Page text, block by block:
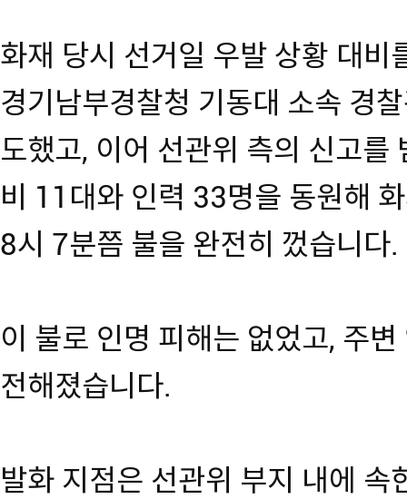
화재 당시 선거일 우발 상황 대비
경기남부경찰청 기동대 소속 경
도했고, 이어 선관위 측의 신고를
비 11대와 인력 33명을 동원해
8시 7분쯤 불을 완전히 껐습니다.
이 불로 인명 피해는 없었고, 주
전해졌습니다.
발화 지점은 선관위 부지 내에 속